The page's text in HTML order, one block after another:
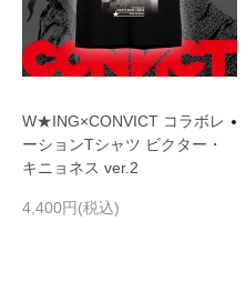
W★ING×CONVICT コラボレ
ーションTシャツ ビクター・
キニョネス ver.2
4,400円(税込)